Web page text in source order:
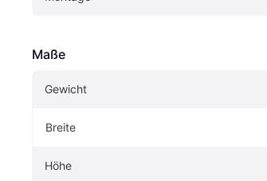
Maße
Gewicht
Breite
Höhe